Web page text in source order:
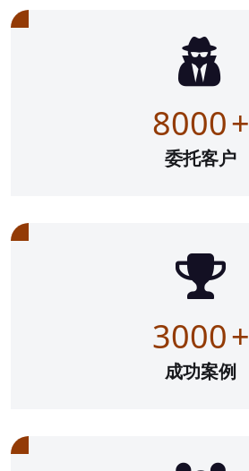
8000+
委托客户
3000+
成功案例